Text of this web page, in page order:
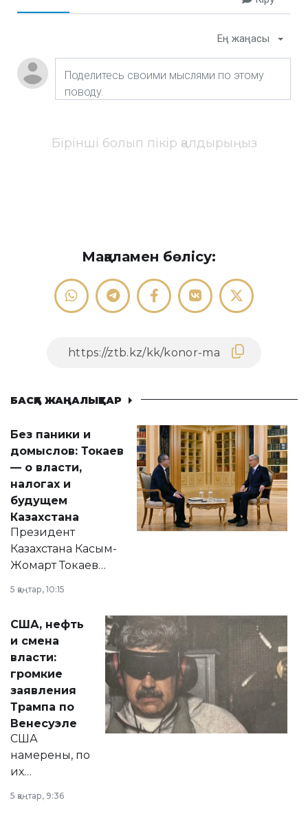
Ең жаңасы
Бірінші болып пікір қалдырыңыз
Мақаламен бөлісу:
БАСҚА ЖАҢАЛЫҚТАР
Без паники и
домыслов: Токаев
— о власти,
налогах и
будущем
Казахстана
Президент
Казахстана Касым-
Жомарт Токаев
сразу несколько
актуальных тем —
от слухов о
политических
реформах до
вопросов армии,
экономики и
личного здоровья.
5 қаңтар, 10:15
США, нефть
и смена
власти:
громкие
заявления
Трампа по
Венесуэле
США
намерены, по
их
принести
5 қаңтар, 9:36